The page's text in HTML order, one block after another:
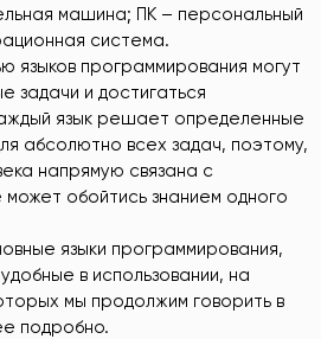
машина; ПК – персональный
система.
языков программирования могут
задачи и достигаться
язык решает определенные
абсолютно всех задач, поэтому,
напрямую связана с
обойтись знанием одного
языки программирования,
в использовании, на
мы продолжим говорить в
подробно.